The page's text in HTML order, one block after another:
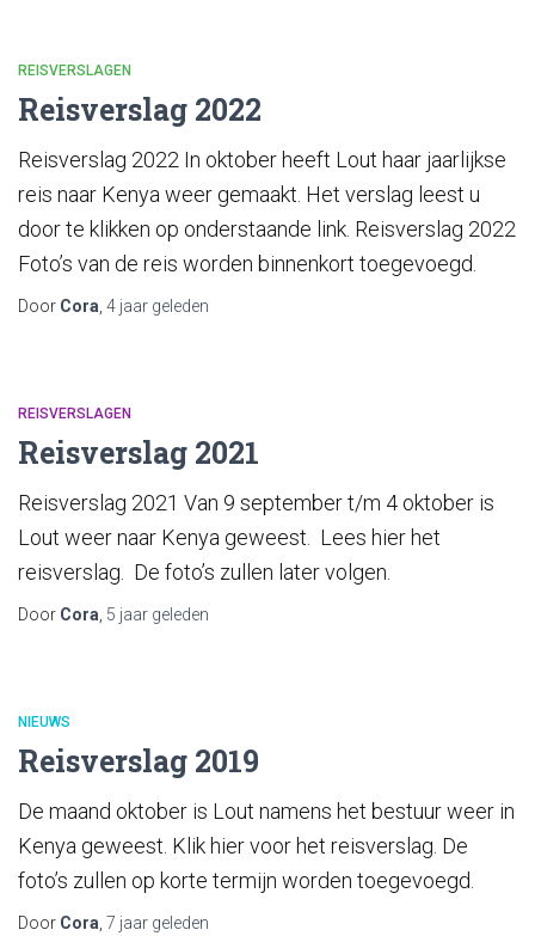
REISVERSLAGEN
Reisverslag 2022
Reisverslag 2022 In oktober heeft Lout haar jaarlijkse
reis naar Kenya weer gemaakt. Het verslag leest u
door te klikken op onderstaande link. Reisverslag 2022
Foto’s van de reis worden binnenkort toegevoegd.
Door Cora 4 jaar geleden
REISVERSLAGEN
Reisverslag 2021
Reisverslag 2021 Van 9 september t/m 4 oktober is
Lout weer naar Kenya geweest. Lees hier het
reisverslag. De foto’s zullen later volgen.
Door Cora 5 jaar geleden
NIEUWS
Reisverslag 2019
De maand oktober is Lout namens het bestuur weer in
Kenya geweest. Klik hier voor het reisverslag. De
foto’s zullen op korte termijn worden toegevoegd.
Door Cora 7 jaar geleden